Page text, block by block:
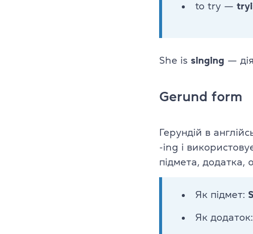
Контакти
to try —
She is singing —
Gerund form
Герундій в
-ing і
підмета, додатка,
Як підмет:
Як додаток: